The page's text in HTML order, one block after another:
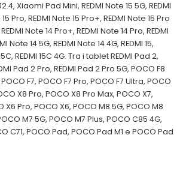
Xiaomi Pad Mini, REDMI Note 15 5G, REDMI
Pro, REDMI Note 15 Pro+, REDMI Note 15 Pro
Note 14 Pro+, REDMI Note 14 Pro, REDMI
Note 14 5G, REDMI Note 14 4G, REDMI 15,
REDMI 15C 4G. Tra i tablet REDMI Pad 2,
Pad 2 Pro, REDMI Pad 2 Pro 5G, POCO F8
F7, POCO F7 Pro, POCO F7 Ultra, POCO
X8 Pro, POCO X8 Pro Max, POCO X7,
X6 Pro, POCO X6, POCO M8 5G, POCO M8
M7 5G, POCO M7 Plus, POCO C85 4G,
C71, POCO Pad, POCO Pad M1 e POCO Pad